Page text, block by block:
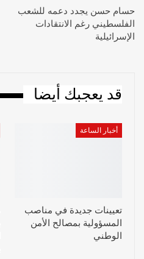
حسام حسن يجدد دعمه للشعب
الفلسطيني رغم الانتقادات
الإسرائيلية
قد يعجبك أيضا
أخبار الساعة
تعيينات جديدة في مناصب
المسؤولية بمصالح الأمن
الوطني